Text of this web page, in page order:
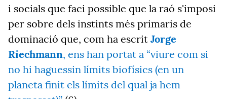
i socials que faci possible que la raó s'imposi
per sobre dels instints més primaris de
dominació que, com ha escrit Jorge
Riechmann, ens han portat a “viure com si
no hi haguessin límits biofísics (en un
planeta finit els límits del qual ja hem